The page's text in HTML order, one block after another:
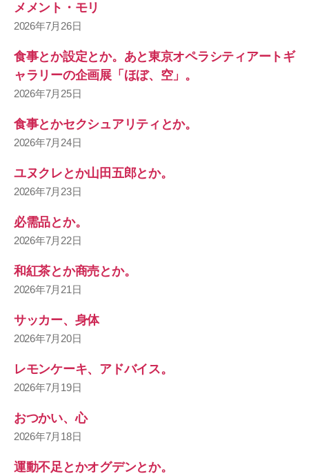
メメント・モリ
2026年7月26日
食事とか設定とか。あと東京オペラシティアートギ
ャラリーの企画展「ほぼ、空」。
2026年7月25日
食事とかセクシュアリティとか。
2026年7月24日
ユヌクレとか山田五郎とか。
2026年7月23日
必需品とか。
2026年7月22日
和紅茶とか商売とか。
2026年7月21日
サッカー、身体
2026年7月20日
レモンケーキ、アドバイス。
2026年7月19日
おつかい、心
2026年7月18日
運動不足とかオグデンとか。